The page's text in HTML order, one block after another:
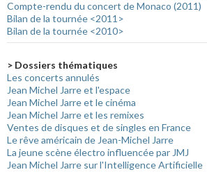
Compte-rendu du concert de Monaco (2011)
Bilan de la tournée <2011>
Bilan de la tournée <2010>
> Dossiers thématiques
Les concerts annulés
Jean Michel Jarre et l'espace
Jean Michel Jarre et le cinéma
Jean Michel Jarre et les remixes
Ventes de disques et de singles en France
Le rêve américain de Jean-Michel Jarre
La jeune scène électro influencée par JMJ
Jean Michel Jarre sur l'Intelligence Artificielle